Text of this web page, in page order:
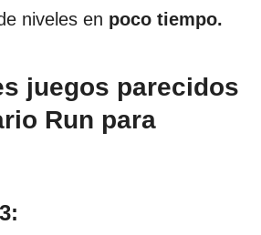
niveles en poco tiempo.
juegos parecidos
Run para
3: